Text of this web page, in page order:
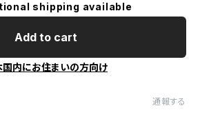
shipping available
Add to cart
国内にお住まいの方向け
通報する